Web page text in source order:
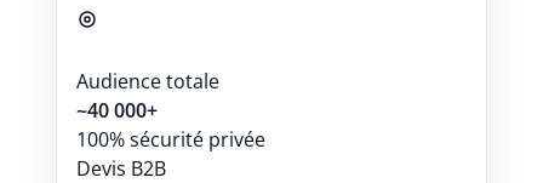
Audience totale
~40 000+
100% sécurité privée
Devis B2B